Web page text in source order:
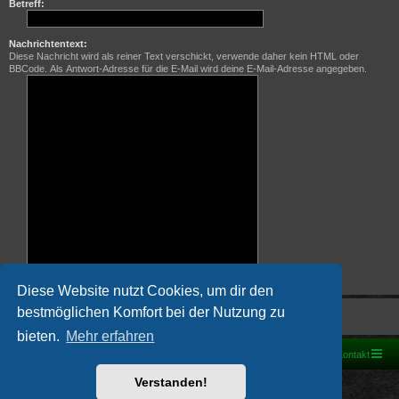
Diese Website nutzt Cookies, um dir den
bestmöglichen Komfort bei der Nutzung zu
bieten. Mehr erfahren
Verstanden!
Betreff:
Nachrichtentext:
Diese Nachricht wird als reiner Text verschickt, verwende daher kein HTML oder
BBCode. Als Antwort-Adresse für die E-Mail wird deine E-Mail-Adresse angegeben.
Kontakt
Powered byphpBB® Forum Software © phpBB Limited